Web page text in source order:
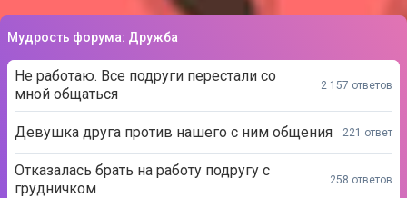
Мудрость форума: Дружба
Не работаю. Все подруги перестали со
мной общаться
2 157 ответов
Девушка друга против нашего с ним общения 221 ответ
Отказалась брать на работу подругу с
грудничком
258 ответов